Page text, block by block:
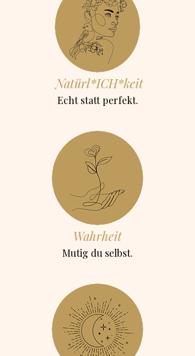
Natürl*ICH*keit
Echt statt perfekt.
Wahrheit
Mutig du selbst.